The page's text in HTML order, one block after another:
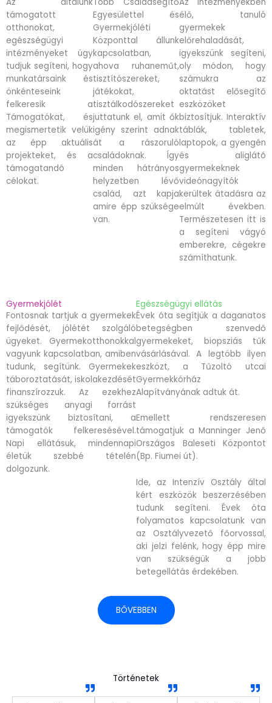
támogatott
otthonokat,
egészségügyi
intézményeket úgy
tudjuk segíteni, hogy
munkatársaink és
önkénteseink
felkeresik a
Támogatókat, és
megismertetik velük
az épp aktuális
projekteket, és a
támogatandó
célokat.
Egyesülettel és
Gyermekjóléti
Központtal állunk
kapcsolatban,
ahova ruhaneműt,
tisztítószereket,
játékokat,
tisztálkodószereket
juttatunk el, amit ők
igény szerint adnak
át a rászoruló
családoknak. Így
minden hátrányos
helyzetben lévő
család, azt kapja
amire épp szüksége
van.
élő, tanuló
gyermekek
előrehaladását,
igyekszünk segíteni,
oly módon, hogy
számukra az
oktatást elősegítő
eszközöket
biztosítjuk. Interaktív
táblák, tabletek,
laptopok, a gyengén
és aliglátó
gyermekeknek
videónagyítók
kerültek átadásra az
elmúlt években.
Természetesen itt is
a segíteni vágyó
emberekre, cégekre
számíthatunk.
Gyermekjólét
Fontosnak tartjuk a gyermekek
fejlődését, jólétét szolgáló
ügyeket. Gyermekotthonokkal
vagyunk kapcsolatban, amiben
tudunk, segítünk. Gyermekek
táboroztatását, iskolakezdését
finanszírozzuk. Az ezekhez
szükséges anyagi forrást
igyekszünk biztosítani, a
támogatók felkeresésével.
Napi ellátásuk, mindennapi
életük szebbé tételén
dolgozunk.
Egészségügyi ellátás
Évek óta segítjük a daganatos
betegségben szenvedő
gyermekeket, biopsziás tűk
vásárlásával. A legtöbb ilyen
eszközt, a Tűzoltó utcai
Gyermekkórház
Alapítványának adtuk át.
Emellett rendszeresen
támogatjuk a Manninger Jenő
Országos Baleseti Központot
(Bp. Fiumei út).
Ide, az Intenzív Osztály által
kért eszközök beszerzésében
tudunk segíteni. Évek óta
folyamatos kapcsolatunk van
az Osztályvezető főorvossal,
aki jelzi felénk, hogy épp mire
van szükségük a jobb
betegellátás érdekében.
BŐVEBBEN
Történetek